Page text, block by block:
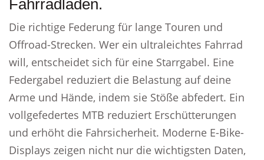
Fahrradladen.
Die richtige Federung für lange Touren und
Offroad-Strecken. Wer ein ultraleichtes Fahrrad
will, entscheidet sich für eine Starrgabel. Eine
Federgabel reduziert die Belastung auf deine
Arme und Hände, indem sie Stöße abfedert. Ein
vollgefedertes MTB reduziert Erschütterungen
und erhöht die Fahrsicherheit. Moderne E-Bike-
Displays zeigen nicht nur die wichtigsten Daten,